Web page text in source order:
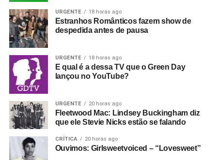
URGENTE 18 horas ago
Estranhos Românticos fazem show de
despedida antes de pausa
URGENTE 18 horas ago
E qual é a dessa TV que o Green Day
lançou no YouTube?
URGENTE 20 horas ago
Fleetwood Mac: Lindsey Buckingham diz
que ele Stevie Nicks estão se falando
CRÍTICA 20 horas ago
Ouvimos: Girlsweetvoiced – “Lovesweet”